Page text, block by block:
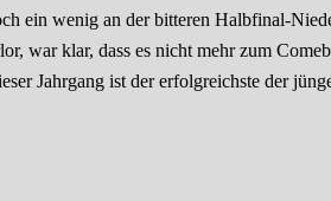
ein wenig an der bitteren Halbfinal-
war klar, dass es nicht mehr zum
Jahrgang ist der erfolgreichste der